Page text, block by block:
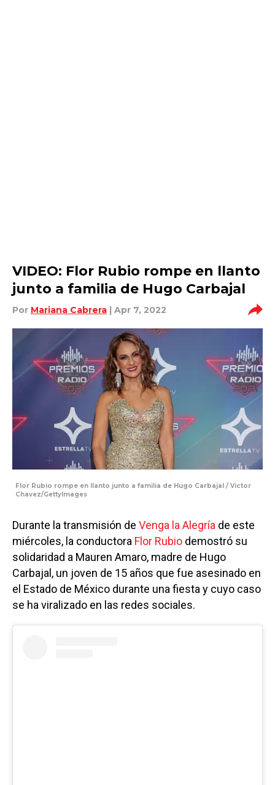
VIDEO: Flor Rubio rompe en llanto
junto a familia de Hugo Carbajal
Por Mariana Cabrera | Apr 7, 2022
Flor Rubio rompe en llanto junto a familia de Hugo Carbajal / Victor
Chavez/GettyImages
Durante la transmisión de Venga la Alegría de este
miércoles, la conductora Flor Rubio demostró su
solidaridad a Mauren Amaro, madre de Hugo
Carbajal, un joven de 15 años que fue asesinado en
el Estado de México durante una fiesta y cuyo caso
se ha viralizado en las redes sociales.